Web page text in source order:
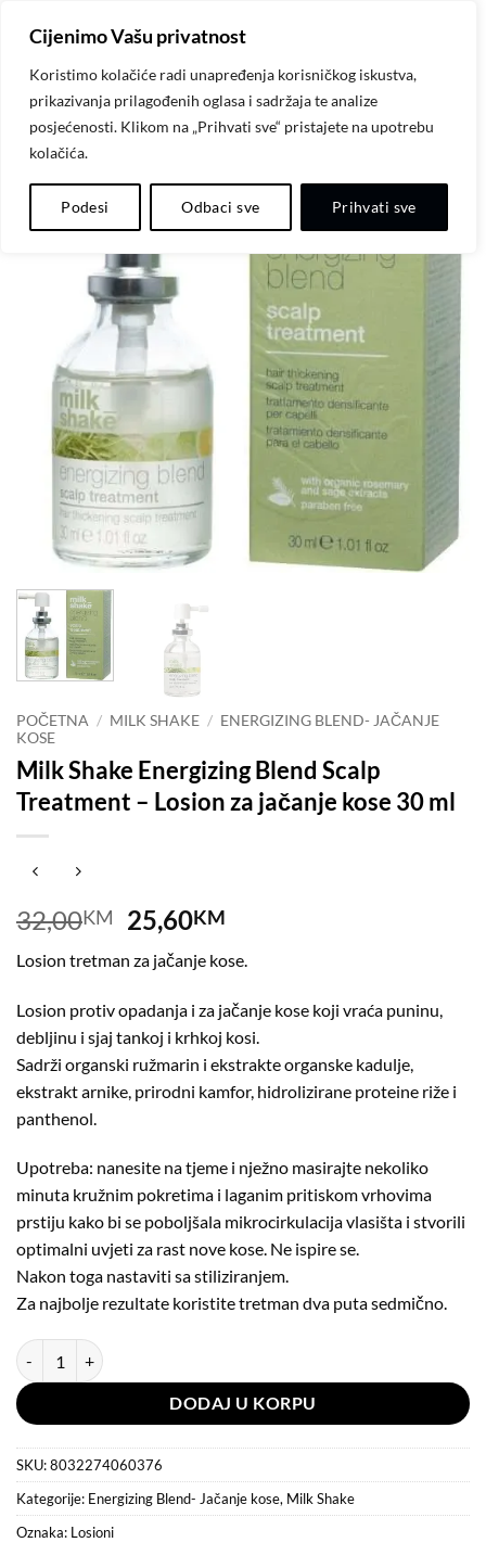
Cijenimo Vašu privatnost
Koristimo kolačiće radi unapređenja korisničkog iskustva,
prikazivanja prilagođenih oglasa i sadržaja te analize
posjećenosti. Klikom na „Prihvati sve“ pristajete na upotrebu
kolačića.
Podesi Odbaci sve Prihvati sve
content
-20%
Dodaj
listu
POČETNA / MILK SHAKE / ENERGIZING BLEND- JAČANJE
KOSE
Milk Shake Energizing Blend Scalp
Treatment – Losion za jačanje kose 30 ml
32,00KM
Original
price
was:
32,00KM.
25,60KM
is:
25,60KM.
Losion tretman za jačanje kose.
Losion protiv opadanja i za jačanje kose koji vraća puninu,
debljinu i sjaj tankoj i krhkoj kosi.
Sadrži organski ružmarin i ekstrakte organske kadulje,
ekstrakt arnike, prirodni kamfor, hidrolizirane proteine riže i
panthenol.
Upotreba: nanesite na tjeme i nježno masirajte nekoliko
minuta kružnim pokretima i laganim pritiskom vrhovima
prstiju kako bi se poboljšala mikrocirkulacija vlasišta i stvorili
optimalni uvjeti za rast nove kose. Ne ispire se.
Nakon toga nastaviti sa stiliziranjem.
Za najbolje rezultate koristite tretman dva puta sedmično.
Milk Shake Energizing Blend Scalp Treatment - Losion za jačanje
DODAJ U KORPU
SKU:8032274060376
Kategorije: Energizing Blend- Jačanje kose, Milk Shake
Oznaka: Losioni